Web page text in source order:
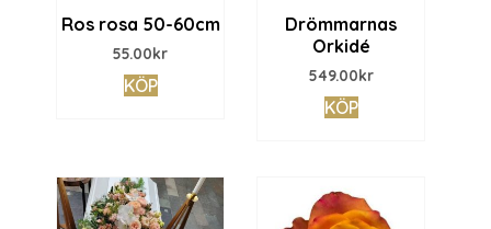
Ros rosa 50-60cm
55.00kr
KÖP
Drömmarnas
Orkidé
549.00kr
KÖP